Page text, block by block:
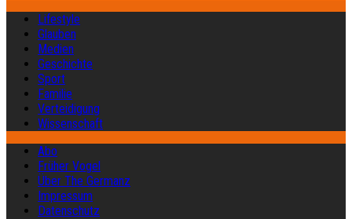
Lifestyle
Glauben
Medien
Geschichte
Sport
Familie
Verteidigung
Wissenschaft
Abo
Früher Vogel
Über The Germanz
Impressum
Datenschutz